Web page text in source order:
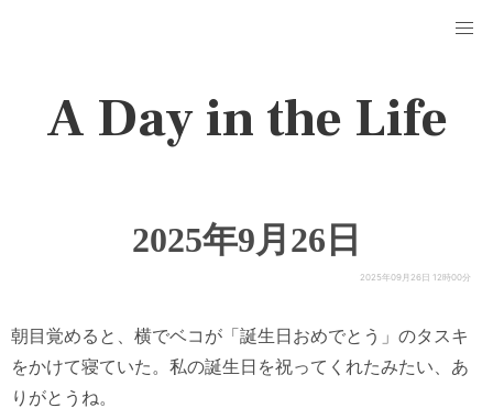
A Day in the Life
2025年9月26日
2025年09月26日 12時00分
朝目覚めると、横でベコが「誕生日おめでとう」のタスキ
をかけて寝ていた。私の誕生日を祝ってくれたみたい、あ
りがとうね。